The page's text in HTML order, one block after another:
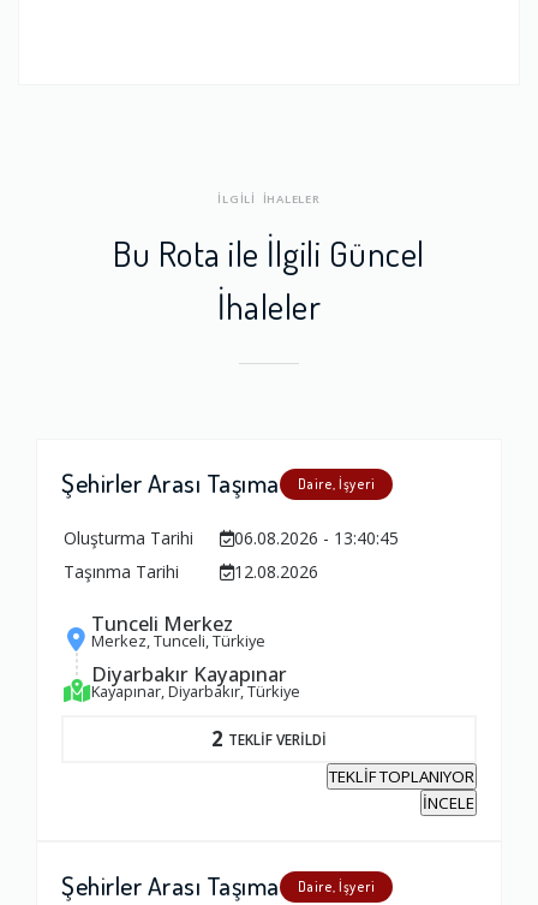
İLGİLİ İHALELER
Bu Rota ile İlgili Güncel
İhaleler
Şehirler Arası Taşıma Daire, İşyeri
Oluşturma Tarihi
06.08.2026 - 13:40:45
Taşınma Tarihi
12.08.2026
Tunceli Merkez
Merkez, Tunceli, Türkiye
Diyarbakır Kayapınar
Kayapınar, Diyarbakır, Türkiye
2 TEKLİF VERİLDİ
TEKLİF TOPLANIYOR
İNCELE
Şehirler Arası Taşıma Daire, İşyeri